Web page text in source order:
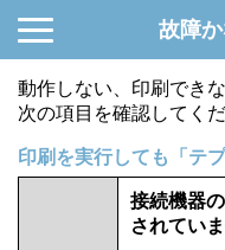
故障
動作しない、印刷でき
次の項目を確認してくだ
印刷を実行しても「テ
接続機器
されてい